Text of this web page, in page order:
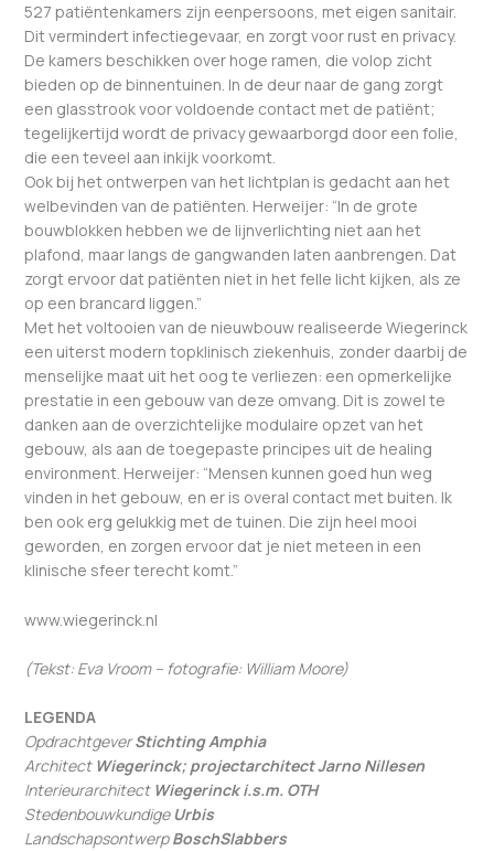
527 patiëntenkamers zijn eenpersoons, met eigen sanitair.
Dit vermindert infectiegevaar, en zorgt voor rust en privacy.
De kamers beschikken over hoge ramen, die volop zicht
bieden op de binnentuinen. In de deur naar de gang zorgt
een glasstrook voor voldoende contact met de patiënt;
tegelijkertijd wordt de privacy gewaarborgd door een folie,
die een teveel aan inkijk voorkomt.
Ook bij het ontwerpen van het lichtplan is gedacht aan het
welbevinden van de patiënten. Herweijer: “In de grote
bouwblokken hebben we de lijnverlichting niet aan het
plafond, maar langs de gangwanden laten aanbrengen. Dat
zorgt ervoor dat patiënten niet in het felle licht kijken, als ze
op een brancard liggen.”
Met het voltooien van de nieuwbouw realiseerde Wiegerinck
een uiterst modern topklinisch ziekenhuis, zonder daarbij de
menselijke maat uit het oog te verliezen: een opmerkelijke
prestatie in een gebouw van deze omvang. Dit is zowel te
danken aan de overzichtelijke modulaire opzet van het
gebouw, als aan de toegepaste principes uit de healing
environment. Herweijer: “Mensen kunnen goed hun weg
vinden in het gebouw, en er is overal contact met buiten. Ik
ben ook erg gelukkig met de tuinen. Die zijn heel mooi
geworden, en zorgen ervoor dat je niet meteen in een
klinische sfeer terecht komt.”
www.wiegerinck.nl
(Tekst: Eva Vroom – fotografie: William Moore)
LEGENDA
OpdrachtgeverStichting Amphia
ArchitectWiegerinck; projectarchitect Jarno Nillesen
InterieurarchitectWiegerinck i.s.m. OTH
StedenbouwkundigeUrbis
LandschapsontwerpBoschSlabbers